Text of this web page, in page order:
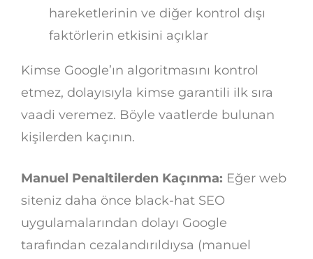
hareketlerinin ve diğer kontrol dışı
faktörlerin etkisini açıklar
Kimse Google’ın algoritmasını kontrol
etmez, dolayısıyla kimse garantili ilk sıra
vaadi veremez. Böyle vaatlerde bulunan
kişilerden kaçının.
Manuel Penaltilerden Kaçınma: Eğer web
siteniz daha önce black-hat SEO
uygulamalarından dolayı Google
tarafından cezalandırıldıysa (manuel